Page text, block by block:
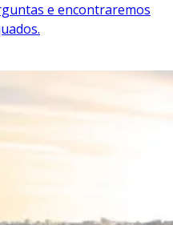
e encontraremos